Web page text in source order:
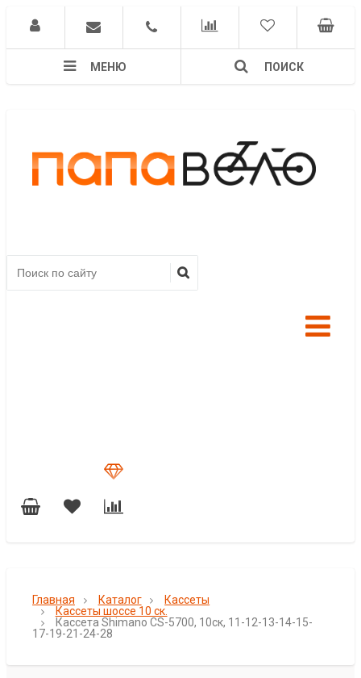
МЕНЮ ПОИСК
Главная Каталог
Кассеты
Кассеты шоссе 10 ск.
Кассета Shimano CS-5700, 10ск, 11-12-13-14-15-
17-19-21-24-28